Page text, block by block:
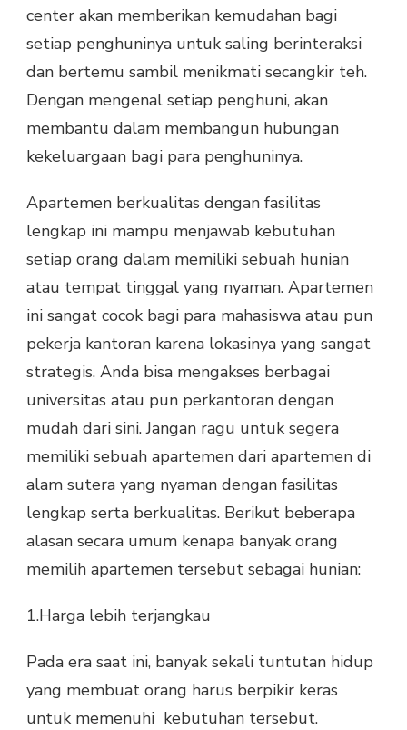
center akan memberikan kemudahan bagi
setiap penghuninya untuk saling berinteraksi
dan bertemu sambil menikmati secangkir teh.
Dengan mengenal setiap penghuni, akan
membantu dalam membangun hubungan
kekeluargaan bagi para penghuninya.
Apartemen berkualitas dengan fasilitas
lengkap ini mampu menjawab kebutuhan
setiap orang dalam memiliki sebuah hunian
atau tempat tinggal yang nyaman. Apartemen
ini sangat cocok bagi para mahasiswa atau pun
pekerja kantoran karena lokasinya yang sangat
strategis. Anda bisa mengakses berbagai
universitas atau pun perkantoran dengan
mudah dari sini. Jangan ragu untuk segera
memiliki sebuah apartemen dari apartemen di
alam sutera yang nyaman dengan fasilitas
lengkap serta berkualitas. Berikut beberapa
alasan secara umum kenapa banyak orang
memilih apartemen tersebut sebagai hunian:
1.Harga lebih terjangkau
Pada era saat ini, banyak sekali tuntutan hidup
yang membuat orang harus berpikir keras
untuk memenuhi kebutuhan tersebut.